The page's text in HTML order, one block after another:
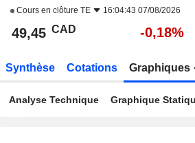
Cours en clôture TE 16:04:43 07/08/2026
49,45 CAD -0,18%
Synthèse Cotations Graphiques
Analyse Technique Graphique